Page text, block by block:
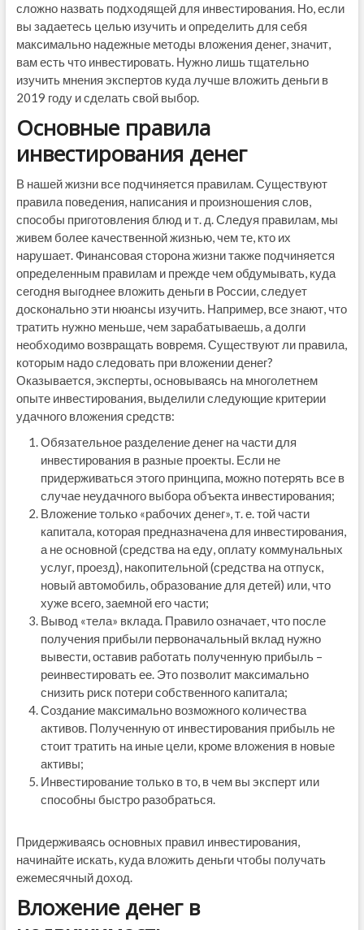
сложно назвать подходящей для инвестирования. Но, если
вы задаетесь целью изучить и определить для себя
максимально надежные методы вложения денег, значит,
вам есть что инвестировать. Нужно лишь тщательно
изучить мнения экспертов куда лучше вложить деньги в
2019 году и сделать свой выбор.
Основные правила
инвестирования денег
В нашей жизни все подчиняется правилам. Существуют
правила поведения, написания и произношения слов,
способы приготовления блюд и т. д. Следуя правилам, мы
живем более качественной жизнью, чем те, кто их
нарушает. Финансовая сторона жизни также подчиняется
определенным правилам и прежде чем обдумывать, куда
сегодня выгоднее вложить деньги в России, следует
досконально эти нюансы изучить. Например, все знают, что
тратить нужно меньше, чем зарабатываешь, а долги
необходимо возвращать вовремя. Существуют ли правила,
которым надо следовать при вложении денег?
Оказывается, эксперты, основываясь на многолетнем
опыте инвестирования, выделили следующие критерии
удачного вложения средств:
Обязательное разделение денег на части для
инвестирования в разные проекты. Если не
придерживаться этого принципа, можно потерять все в
случае неудачного выбора объекта инвестирования;
Вложение только «рабочих денег», т. е. той части
капитала, которая предназначена для инвестирования,
а не основной (средства на еду, оплату коммунальных
услуг, проезд), накопительной (средства на отпуск,
новый автомобиль, образование для детей) или, что
хуже всего, заемной его части;
Вывод «тела» вклада. Правило означает, что после
получения прибыли первоначальный вклад нужно
вывести, оставив работать полученную прибыль –
реинвестировать ее. Это позволит максимально
снизить риск потери собственного капитала;
Создание максимально возможного количества
активов. Полученную от инвестирования прибыль не
стоит тратить на иные цели, кроме вложения в новые
активы;
Инвестирование только в то, в чем вы эксперт или
способны быстро разобраться.
Придерживаясь основных правил инвестирования,
начинайте искать, куда вложить деньги чтобы получать
ежемесячный доход.
Вложение денег в